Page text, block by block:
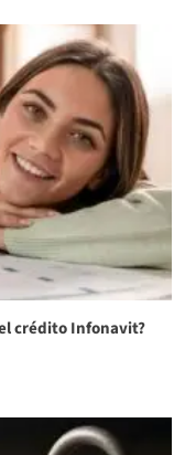
crédito Infonavit?